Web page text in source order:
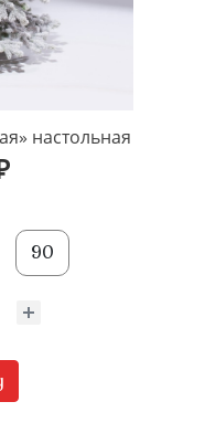
настольная
90